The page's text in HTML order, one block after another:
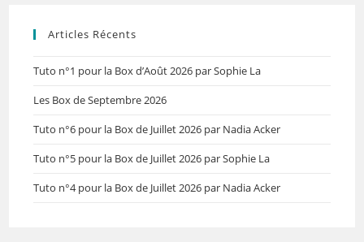
Articles Récents
Tuto n°1 pour la Box d’Août 2026 par Sophie La
Les Box de Septembre 2026
Tuto n°6 pour la Box de Juillet 2026 par Nadia Acker
Tuto n°5 pour la Box de Juillet 2026 par Sophie La
Tuto n°4 pour la Box de Juillet 2026 par Nadia Acker